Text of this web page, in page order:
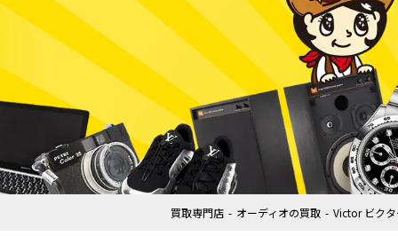
買取専門店 オーディオの買取 Victor ビク